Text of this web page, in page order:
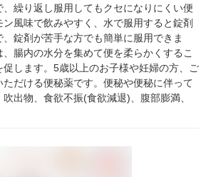
繰り返し服用してもクセになりにくい便
風味で飲みやすく、水で服用すると錠剤
錠剤が苦手な方でも簡単に服用できま
腸内の水分を集めて便を柔らかくするこ
促します。5歳以上のお子様や妊婦の方、ご
だける便秘薬です。便秘や便秘に伴って
出物、食欲不振(食欲減退)、腹部膨満、